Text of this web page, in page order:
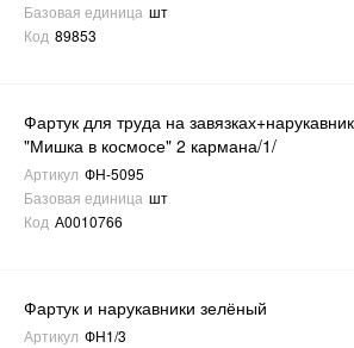
Базовая единица шт
Код 89853
Фартук для труда на
"Мишка в космосе" 2 кармана/1/
Артикул ФН-5095
Базовая единица шт
Код А0010766
Фартук и нарукавники зелёный
Артикул ФН1/3